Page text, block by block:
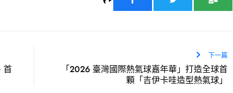
首
下一篇
「2026 臺灣國際熱氣球嘉年華」打造全球首
顆「吉伊卡哇造型熱氣球」